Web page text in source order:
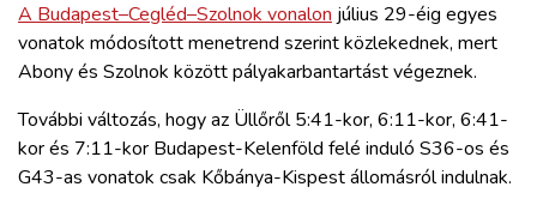
A Budapest–Cegléd–Szolnok vonalonjúlius 29-éig egyes
vonatok módosított menetrend szerint közlekednek, mert
Abony és Szolnok között pályakarbantartást végeznek.
További változás, hogy az Üllőről 5:41-kor, 6:11-kor, 6:41-
kor és 7:11-kor Budapest-Kelenföld felé induló S36-os és
G43-as vonatok csak Kőbánya-Kispest állomásról indulnak.